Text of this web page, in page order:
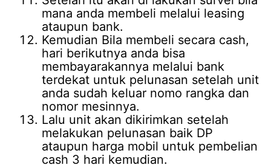
mana anda membeli melalui leasing
ataupun bank.
Kemudian Bila membeli secara cash,
hari berikutnya anda bisa
membayarakannya melalui bank
terdekat untuk pelunasan setelah unit
anda sudah keluar nomo rangka dan
nomor mesinnya.
Lalu unit akan dikirimkan setelah
melakukan pelunasan baik DP
ataupun harga mobil untuk pembelian
cash 3 hari kemudian.